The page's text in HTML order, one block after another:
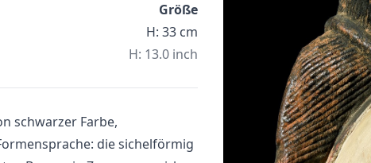
Größe
H: 33 cm
H: 13.0 inch
schwarzer Farbe,
die sichelförmig